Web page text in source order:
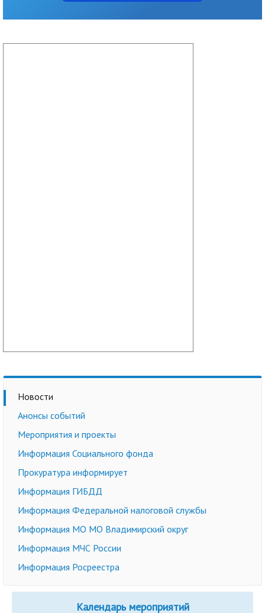
Новости
Анонсы событий
Мероприятия и проекты
Информация Социального фонда
Прокуратура информирует
Информация ГИБДД
Информация Федеральной налоговой службы
Информация МО МО Владимирский округ
Информация МЧС России
Информация Росреестра
Календарь мероприятий